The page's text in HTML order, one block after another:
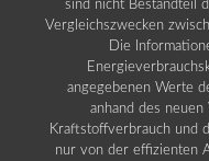
sind nicht Bestandteil
Vergleichszwecken
Die
angegebenen Werte
anhand des
Kraftstoffverbrauch und
nur von der effizienten